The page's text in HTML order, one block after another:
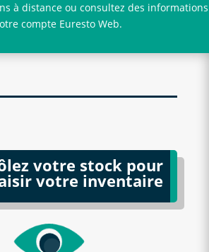
à distance ou consultez des informations
compte Euresto Web.
votre stock pour
votre inventaire